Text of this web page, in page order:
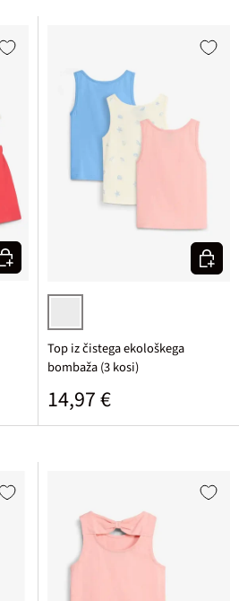
varianto
bisernata + srednje modra +
Top iz čistega ekološkega
bombaža (3 kosi)
Običajna cena
14,97 €
Izberi